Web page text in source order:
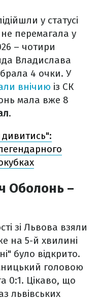
у статусі
перемагала у
– чотири
Владислава
4 очки. У
внічию із СК
мала вже 8
дивитись":
Оболонь –
зі Львова взяли
на 5-й хвилині
було відкрито.
головою
0:1. Цікаво, що
львівських